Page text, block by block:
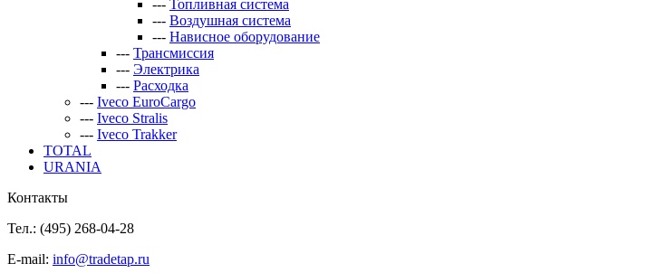
--- Топливная система
--- Воздушная система
--- Нависное оборудование
--- Трансмиссия
--- Электрика
--- Расходка
--- Iveco EuroCargo
--- Iveco Stralis
--- Iveco Trakker
TOTAL
URANIA
Контакты
Тел.: (495) 268-04-28
E-mail: info@tradetap.ru